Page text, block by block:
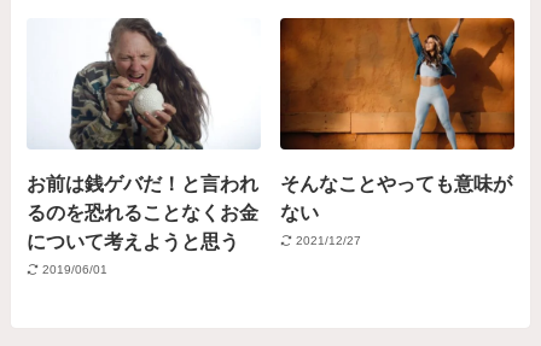
お前は銭ゲバだ！と言われ
るのを恐れることなくお金
について考えようと思う
2019/06/01
そんなことやっても意味が
ない
2021/12/27